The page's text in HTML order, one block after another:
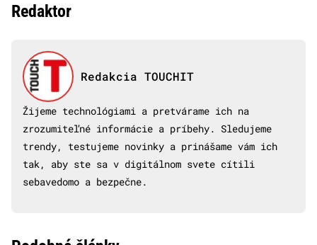
Redaktor
Redakcia TOUCHIT
Žijeme technológiami a pretvárame ich na
zrozumiteľné informácie a príbehy. Sledujeme
trendy, testujeme novinky a prinášame vám ich
tak, aby ste sa v digitálnom svete cítili
sebavedomo a bezpečne.